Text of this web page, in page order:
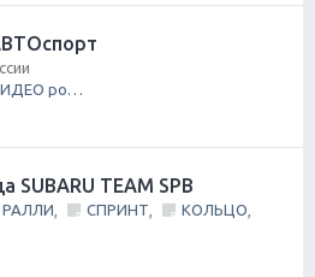
ролики и фильмы
SUBARU TEAM SPB
РАЛЛИ, СПРИНТ, КОЛЬЦО,